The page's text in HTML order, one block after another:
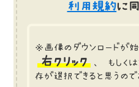
利用規約に
※画像のダウンロードが
右クリック 、 もしくは
存が選択できると思うの